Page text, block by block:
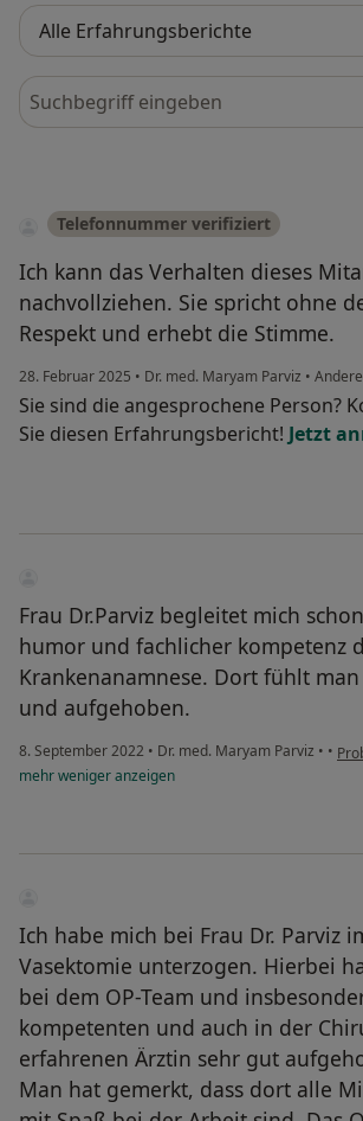
Bewertungen durchsuchen
Telefonnummer verifiziert
Ich kann das Verhalten dieses
nachvollziehen. Sie spricht ohne
Respekt und erhebt die Stimme.
28. Februar 2025 • Dr. med. Maryam Parviz • Andere
Sie sind die angesprochene Person?
Sie diesen Erfahrungsbericht! Jetzt
Frau Dr.Parviz begleitet mich
humor und fachlicher kompetenz
Krankenanamnese. Dort fühlt
und aufgehoben.
8. September 2022 • Dr. med. Maryam Parviz • •
mehrwenigeranzeigen
Ich habe mich bei Frau Dr. Parviz
Vasektomie unterzogen. Hierbei
bei dem OP-Team und
kompetenten und auch in der
erfahrenen Ärztin sehr gut
Man hat gemerkt, dass dort alle